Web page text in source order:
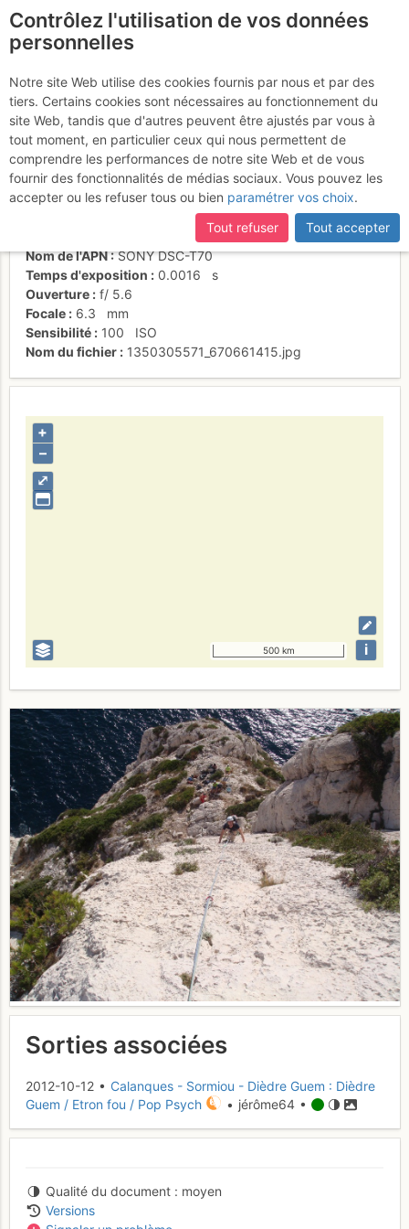
Pop psych
Activités
Date/heure
12 oct. 2012 15:16
Contributeur
jérôme64
individuel (CC by-nc-nd)
Nom de l'APN
SONY DSC-T70
Temps d'exposition
0.0016
s
Ouverture
f/ 5.6
Focale
6.3
mm
Sensibilité
100
ISO
Nom du fichier
1350305571_670661415.jpg
⤢
+
–
500 km i
Sorties associées
2012-10-12 • Calanques - Sormiou - Dièdre Guem : Dièdre
Guem / Etron fou / Pop Psych
• jérôme64 •
Qualité du document
moyen
Versions
Contrôlez l'utilisation de vos données
personnelles
Notre site Web utilise des cookies fournis par nous et par des
tiers. Certains cookies sont nécessaires au fonctionnement du
site Web, tandis que d'autres peuvent être ajustés par vous à
tout moment, en particulier ceux qui nous permettent de
comprendre les performances de notre site Web et de vous
fournir des fonctionnalités de médias sociaux. Vous pouvez les
accepter ou les refuser tous ou bien paramétrer vos choix.
Tout refuser
Tout accepter